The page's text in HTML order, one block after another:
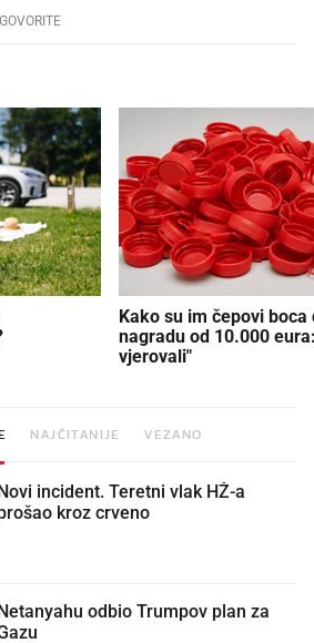
Kako su im čepovi boca
nagradu od 10.000
vjerovali"
NAJČITANIJE VEZANO
Novi incident. Teretni vlak HŽ-a
kroz crveno
Netanyahu odbio Trumpov plan za